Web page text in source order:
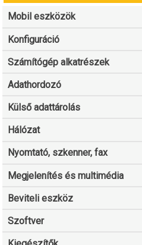
Mobil eszközök
Konfiguráció
Számítógép alkatrészek
Adathordozó
Külső adattárolás
Hálózat
Nyomtató, szkenner, fax
Megjelenítés és multimédia
Beviteli eszköz
Szoftver